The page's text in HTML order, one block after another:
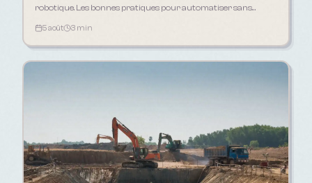
robotique. Les bonnes pratiques pour automatiser sans
5 août 3 min